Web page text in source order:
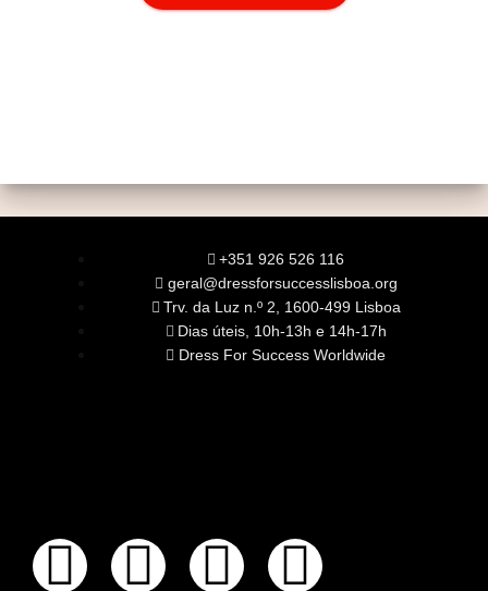
+351 926 526 116
geral@dressforsuccesslisboa.org
Trv. da Luz n.º 2, 1600-499 Lisboa
Dias úteis, 10h-13h e 14h-17h
Dress For Success Worldwide